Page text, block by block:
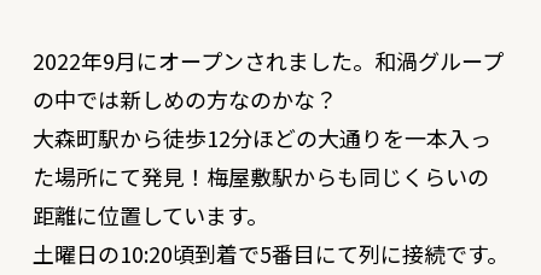
2022年9月にオープンされました。和渦グループ
の中では新しめの方なのかな？
大森町駅から徒歩12分ほどの大通りを一本入っ
た場所にて発見！梅屋敷駅からも同じくらいの
距離に位置しています。
土曜日の10:20頃到着で5番目にて列に接続です。